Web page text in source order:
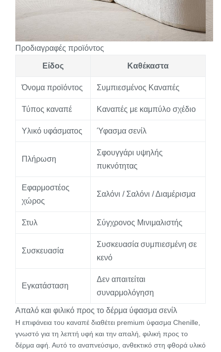
Προδιαγραφές προϊόντος
Είδος Καθέκαστα
Όνομα προϊόντος Συμπιεσμένος Καναπές
Τύπος καναπέ Καναπές με καμπύλο σχέδιο
Υλικό υφάσματος Ύφασμα σενίλ
Πλήρωση
Σφουγγάρι υψηλής
πυκνότητας
Εφαρμοστέος
χώρος
Σαλόνι / Σαλόνι / Διαμέρισμα
Στυλ Σύγχρονος Μινιμαλιστής
Συσκευασία
Συσκευασία συμπιεσμένη σε
κενό
Εγκατάσταση
Δεν απαιτείται
συναρμολόγηση
Απαλό και φιλικό προς το δέρμα ύφασμα σενίλ
Η επιφάνεια του καναπέ διαθέτει premium ύφασμα Chenille,
γνωστό για τη λεπτή υφή και την απαλή, φιλική προς το
δέρμα αφή. Αυτό το αναπνεύσιμο, ανθεκτικό στη φθορά υλικό